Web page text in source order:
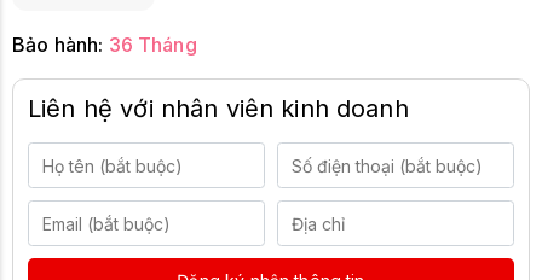
Bảo hành: 36 Tháng
Liên hệ với nhân viên kinh doanh